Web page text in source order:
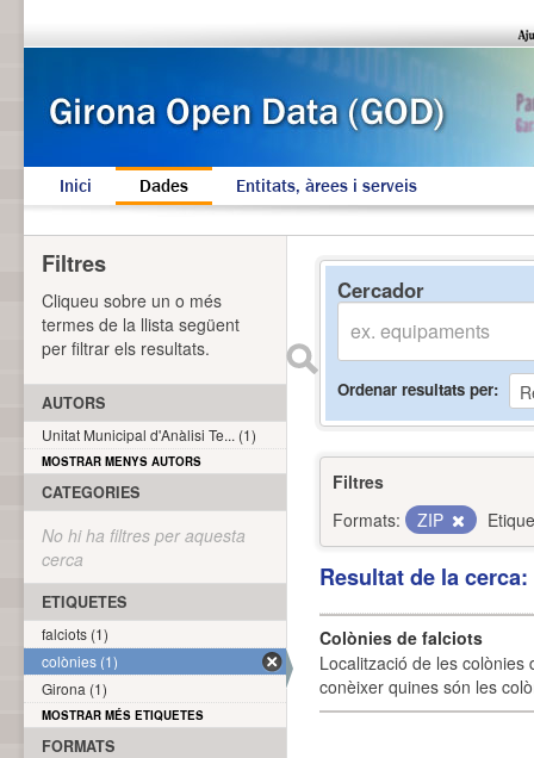
Inici Dades Entitats, àrees i serveis
Cercador
Ordenar resultats per
Filtres
Formats:
ZIP
Resultat de la
Colònies de falciots
Localització de les colònies
conèixer quines són les
Filtres
Cliqueu sobre un o més
termes de la llista següent
per filtrar els resultats.
AUTORS
Unitat Municipal d'Anàlisi Te... (1)
MOSTRAR MENYS AUTORS
CATEGORIES
No hi ha filtres per aquesta
cerca
ETIQUETES
falciots (1)
colònies (1)
Girona (1)
MOSTRAR MÉS ETIQUETES
FORMATS